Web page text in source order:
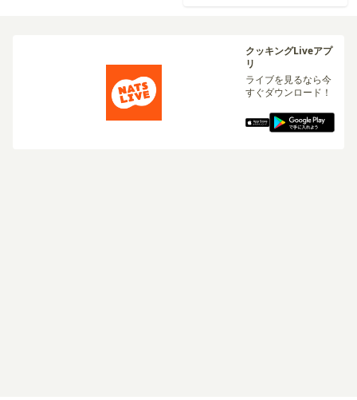
クッキングLiveアプ
リ
ライブを見るなら今
すぐダウンロード！